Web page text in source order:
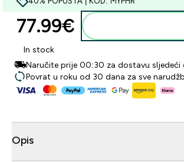
77.99€‎
In stock
Naručite prije 00:30 za dostavu sljedeći
Povrat u roku od 30 dana za sve
Opis